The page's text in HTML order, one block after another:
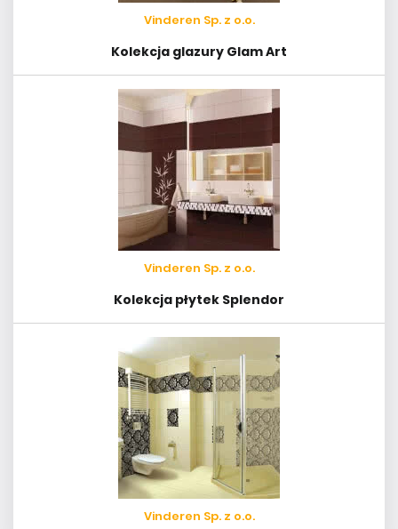
Vinderen Sp. z o.o.
Kolekcja glazury Glam Art
Vinderen Sp. z o.o.
Kolekcja płytek Splendor
Vinderen Sp. z o.o.